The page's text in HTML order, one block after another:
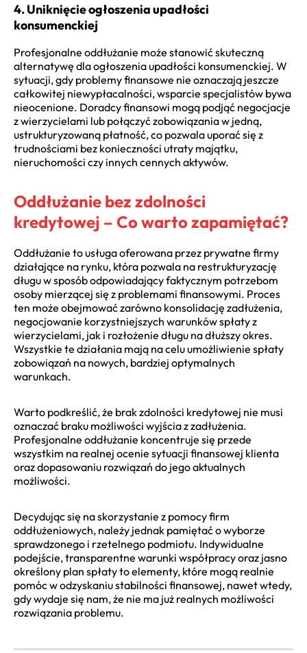
4. Uniknięcie ogłoszenia upadłości
konsumenckiej
Profesjonalne oddłużanie może stanowić skuteczną
alternatywę dla ogłoszenia upadłości konsumenckiej. W
sytuacji, gdy problemy finansowe nie oznaczają jeszcze
całkowitej niewypłacalności, wsparcie specjalistów bywa
nieocenione. Doradcy finansowi mogą podjąć negocjacje
z wierzycielami lub połączyć zobowiązania w jedną,
ustrukturyzowaną płatność, co pozwala uporać się z
trudnościami bez konieczności utraty majątku,
nieruchomości czy innych cennych aktywów.
Oddłużanie bez zdolności
kredytowej – Co warto zapamiętać?
Oddłużanie to usługa oferowana przez prywatne firmy
działające na rynku, która pozwala na restrukturyzację
długu w sposób odpowiadający faktycznym potrzebom
osoby mierzącej się z problemami finansowymi. Proces
ten może obejmować zarówno konsolidację zadłużenia,
negocjowanie korzystniejszych warunków spłaty z
wierzycielami, jak i rozłożenie długu na dłuższy okres.
Wszystkie te działania mają na celu umożliwienie spłaty
zobowiązań na nowych, bardziej optymalnych
warunkach.
Warto podkreślić, że brak zdolności kredytowej nie musi
oznaczać braku możliwości wyjścia z zadłużenia.
Profesjonalne oddłużanie koncentruje się przede
wszystkim na realnej ocenie sytuacji finansowej klienta
oraz dopasowaniu rozwiązań do jego aktualnych
możliwości.
Decydując się na skorzystanie z pomocy firm
oddłużeniowych, należy jednak pamiętać o wyborze
sprawdzonego i rzetelnego podmiotu. Indywidualne
podejście, transparentne warunki współpracy oraz jasno
określony plan spłaty to elementy, które mogą realnie
pomóc w odzyskaniu stabilności finansowej, nawet wtedy,
gdy wydaje się nam, że nie ma już realnych możliwości
rozwiązania problemu.